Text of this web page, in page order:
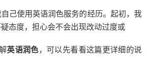
己使用英语润色服务的经历。起初，我
态度，担心会不会出现改动过度或
英语润色，可以先看看这篇更详细的说